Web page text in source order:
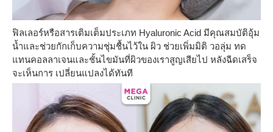
ฟิลเลอร์หรือสารเติมเต็มประเภท Hyaluronic Acid มีคุณสมบัติอุ้ม
น้ำและช่วยกักเก็บความชุ่มชื้นไว้ใน ผิว ช่วยเพิ่มมิติ วอลุ่ม ทด
แทนคอลลาเจนและชั้นไขมันที่ผิวของเราสูญเสียไป หลังฉีดเสร็จ
จะเห็นการ เปลี่ยนแปลงได้ทันที